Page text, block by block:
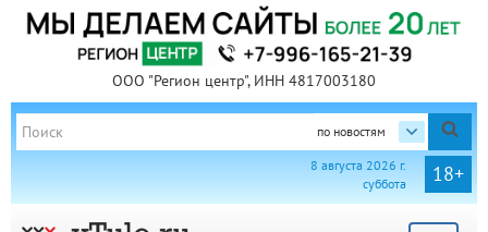
ООО "Регион центр", ИНН 4817003180
по новостям
18+
8 августа 2026 г.
суббота